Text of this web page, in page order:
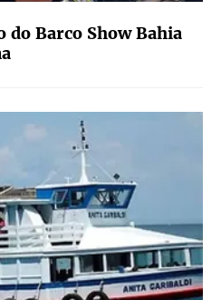
do Barco Show Bahia